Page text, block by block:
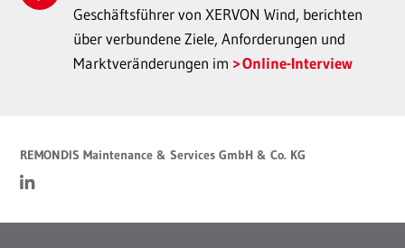
Geschäftsführer von XERVON Wind, berichten
über verbundene Ziele, Anforderungen und
Marktveränderungen im
Online-Interview
REMONDIS Maintenance & Services GmbH & Co. KG